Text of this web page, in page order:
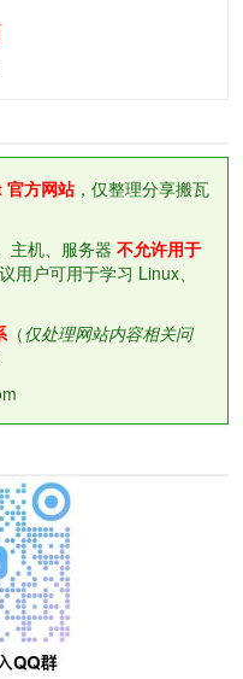
方网站，仅整理分享搬瓦
主机、服务器 不允许用于
用户可用于学习 Linux、
（仅处理网站内容相关问